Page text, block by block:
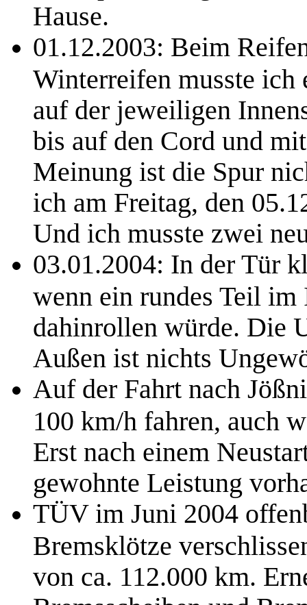
Hause.
01.12.2003: Beim
Winterreifen musste ich
auf der jeweiligen
bis auf den Cord und
Meinung ist die Spur
ich am Freitag, den
Und ich musste zwei
03.01.2004: In der Tür
wenn ein rundes Teil
dahinrollen würde. Die
Außen ist nichts
Auf der Fahrt nach
100 km/h fahren, auch
Erst nach einem
gewohnte Leistung
TÜV im Juni 2004
Bremsklötze
von ca. 112.000 km.